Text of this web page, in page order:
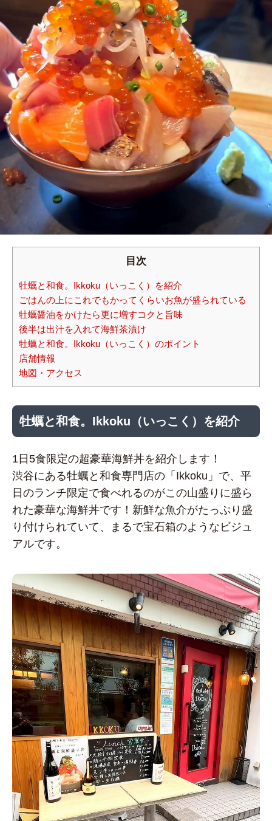
目次
牡蠣と和食。Ikkoku（いっこく）を紹介
ごはんの上にこれでもかってくらいお魚が盛られている
牡蠣醤油をかけたら更に増すコクと旨味
後半は出汁を入れて海鮮茶漬け
牡蠣と和食。Ikkoku（いっこく）のポイント
店舗情報
地図・アクセス
牡蠣と和食。Ikkoku（いっこく）を紹介
1日5食限定の超豪華海鮮丼を紹介します！
渋谷にある牡蠣と和食専門店の「Ikkoku」で、平
日のランチ限定で食べれるのがこの山盛りに盛ら
れた豪華な海鮮丼です！新鮮な魚介がたっぷり盛
り付けられていて、まるで宝石箱のようなビジュ
アルです。